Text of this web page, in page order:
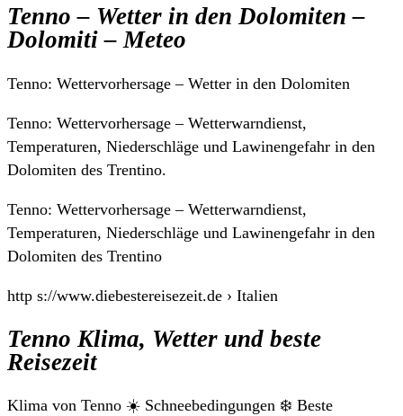
Tenno – Wetter in den Dolomiten –
Dolomiti – Meteo
Tenno: Wettervorhersage – Wetter in den Dolomiten
Tenno: Wettervorhersage – Wetterwarndienst,
Temperaturen, Niederschläge und Lawinengefahr in den
Dolomiten des Trentino.
Tenno: Wettervorhersage – Wetterwarndienst,
Temperaturen, Niederschläge und Lawinengefahr in den
Dolomiten des Trentino
http s://www.diebestereisezeit.de › Italien
Tenno Klima, Wetter und beste
Reisezeit
Klima von Tenno ☀️ Schneebedingungen ❄️ Beste